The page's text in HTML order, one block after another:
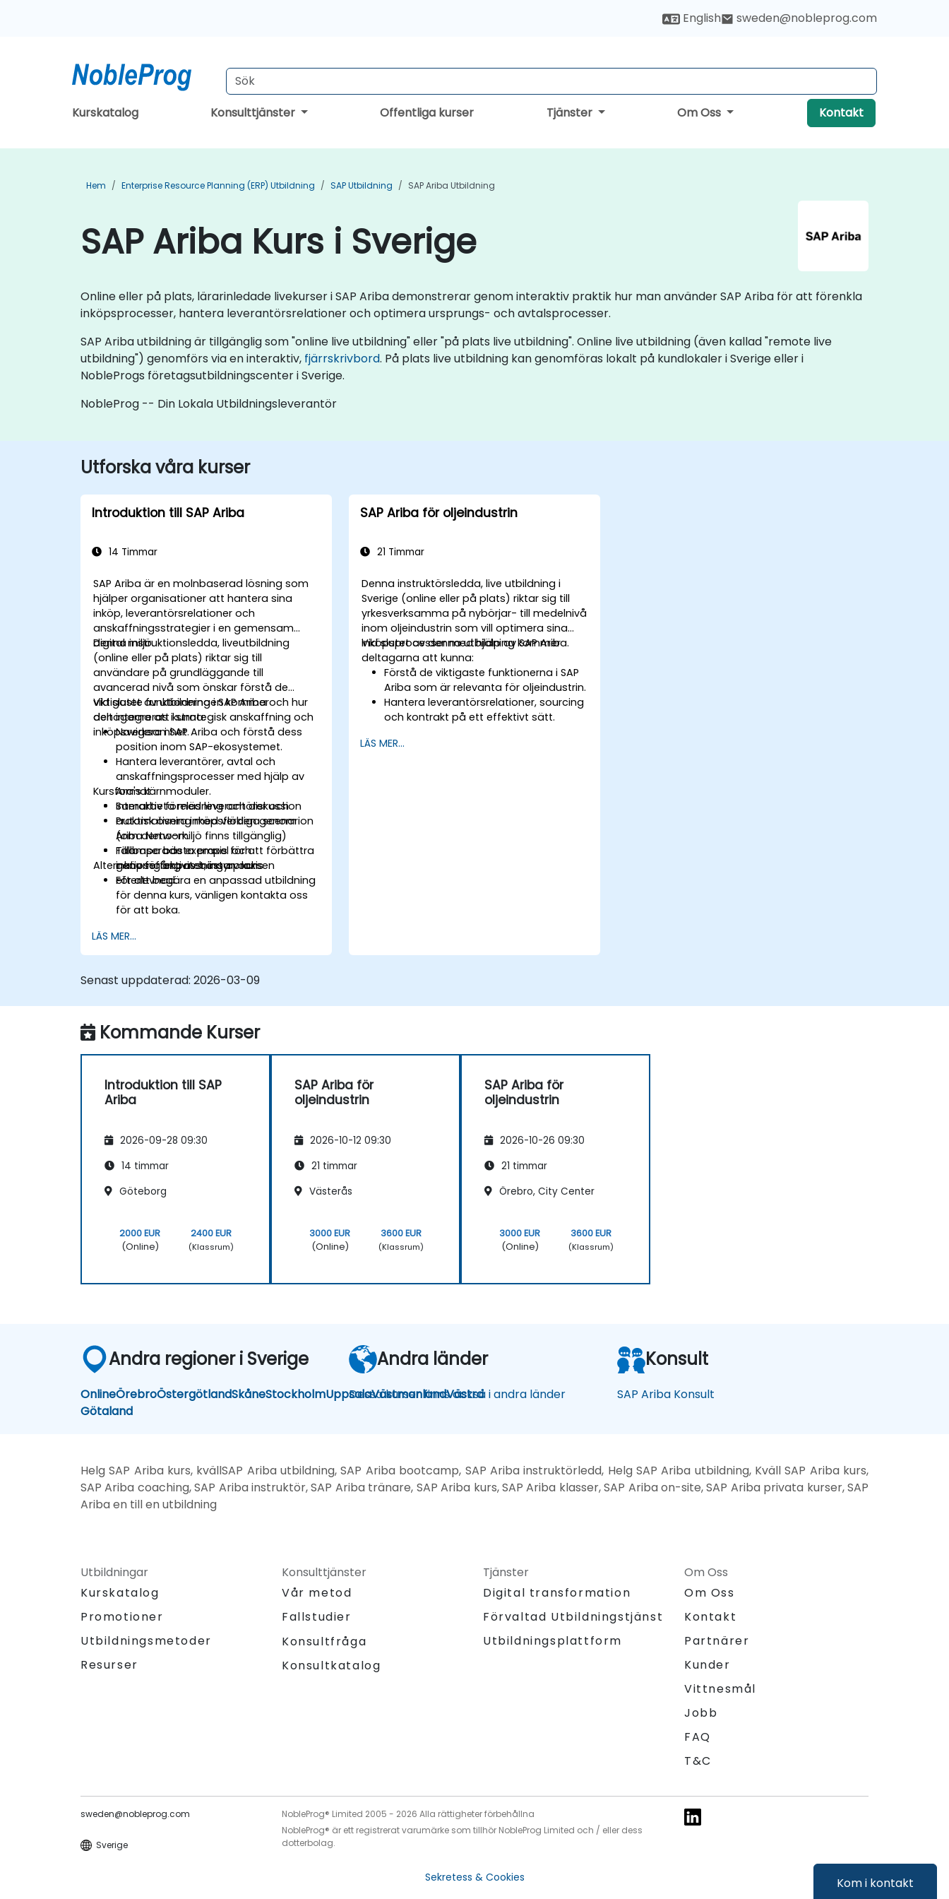
Kom i kontakt
English sweden@nobleprog.com
Kurskatalog Konsulttjänster Offentliga kurser Tjänster Om Oss Kontakt
Hem Enterprise Resource Planning (ERP) Utbildning SAP Utbildning SAP Ariba Utbildning
SAP Ariba Kurs i Sverige
Online eller på plats, lärarinledade livekurser i SAP Ariba demonstrerar genom interaktiv praktik hur man använder SAP Ariba för att förenkla
inköpsprocesser, hantera leverantörsrelationer och optimera ursprungs- och avtalsprocesser.
SAP Ariba utbildning är tillgänglig som "online live utbildning" eller "på plats live utbildning". Online live utbildning (även kallad "remote live
utbildning") genomförs via en interaktiv, fjärrskrivbord. På plats live utbildning kan genomföras lokalt på kundlokaler i Sverige eller i
NobleProgs företagsutbildningscenter i Sverige.
NobleProg -- Din Lokala Utbildningsleverantör
Utforska våra kurser
Introduktion till SAP Ariba
14 Timmar
SAP Ariba är en molnbaserad lösning som
hjälper organisationer att hantera sina
inköp, leverantörsrelationer och
anskaffningsstrategier i en gemensam
digital miljö.
Denna instruktionsledda, liveutbildning
(online eller på plats) riktar sig till
användare på grundläggande till
avancerad nivå som önskar förstå de
viktigaste funktionerna i SAP Ariba och hur
den integreras i strategisk anskaffning och
inköpsverksamhet.
Vid slutet av utbildningen kommer
deltagarna att kunna:
Navigera i SAP Ariba och förstå dess
position inom SAP-ekosystemet.
Hantera leverantörer, avtal och
anskaffningsprocesser med hjälp av
Ara's kärnmoduler.
Samarbeta med leverantörer och
automatisera inköpsflöden genom
Ariba Network.
Tillämpa bästa praxis för att förbättra
inköpseffektivitet, insyn och
efterlevnad.
Kursformat
Interaktiv föreläsning och diskussion
Praktisk övning med verkliga scenarion
(om demo-miljö finns tillgänglig)
Fallbaserade exempel och
genomgång av bästa praxis
Alternativ för anpassning av kursen
För att begära en anpassad utbildning
för denna kurs, vänligen kontakta oss
för att boka.
LÄS MER...
SAP Ariba för oljeindustrin
21 Timmar
Denna instruktörsledda, live utbildning i
Sverige (online eller på plats) riktar sig till
yrkesverksamma på nybörjar- till medelnivå
inom oljeindustrin som vill optimera sina
inköpsprocesser med hjälp av SAP Ariba.
Vid slutet av denna utbildning kommer
deltagarna att kunna:
Förstå de viktigaste funktionerna i SAP
Ariba som är relevanta för oljeindustrin.
Hantera leverantörsrelationer, sourcing
och kontrakt på ett effektivt sätt.
efterlevnadsprocesser.
LÄS MER...
Senast uppdaterad: 2026-03-09
Kommande Kurser
Introduktion till SAP
Ariba
2026-09-28 09:30
14 timmar
Göteborg
2000 EUR
(Online)
2400 EUR
(Klassrum)
SAP Ariba för
oljeindustrin
2026-10-12 09:30
21 timmar
Västerås
3000 EUR
(Online)
3600 EUR
(Klassrum)
SAP Ariba för
oljeindustrin
2026-10-26 09:30
21 timmar
Örebro, City Center
3000 EUR
(Online)
3600 EUR
(Klassrum)
Andra regioner i Sverige
OnlineÖrebroÖstergötlandSkåneStockholmUppsalaVästmanlandVästra
Götaland
Andra länder
Dessa kurser finns också i andra länder
Konsult
SAP Ariba Konsult
Helg SAP Ariba kurs, kvällSAP Ariba utbildning, SAP Ariba bootcamp, SAP Ariba instruktörledd, Helg SAP Ariba utbildning, Kväll SAP Ariba kurs,
SAP Ariba coaching, SAP Ariba instruktör, SAP Ariba tränare, SAP Ariba kurs, SAP Ariba klasser, SAP Ariba on-site, SAP Ariba privata kurser, SAP
Ariba en till en utbildning
Utbildningar
Kurskatalog
Promotioner
Utbildningsmetoder
Resurser
Konsulttjänster
Vår metod
Fallstudier
Konsultfråga
Konsultkatalog
Tjänster
Digital transformation
Förvaltad Utbildningstjänst
Utbildningsplattform
Om Oss
Om Oss
Kontakt
Partnärer
Kunder
Vittnesmål
Jobb
FAQ
T&C
sweden@nobleprog.com
Sverige
NobleProg® Limited 2005 - 2026 Alla rättigheter förbehållna
NobleProg® är ett registrerat varumärke som tillhör NobleProg Limited och / eller dess
dotterbolag.
Sekretess & Cookies